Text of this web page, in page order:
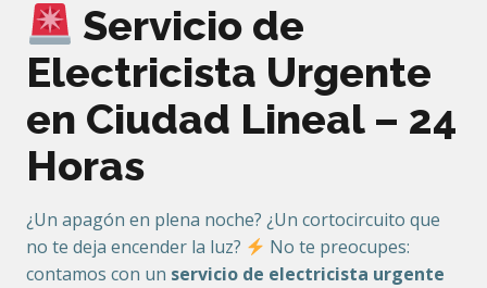
Servicio de
Electricista Urgente
en Ciudad Lineal – 24
Horas
¿Un apagón en plena noche? ¿Un cortocircuito que
no te deja encender la luz?
No te preocupes:
contamos con un servicio de electricista urgente